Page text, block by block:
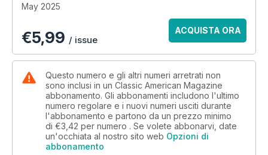
May 2025
€5,99 / issue
ACQUISTA ORA
Questo numero e gli altri numeri arretrati non
sono inclusi in un Classic American Magazine
abbonamento. Gli abbonamenti includono l'ultimo
numero regolare e i nuovi numeri usciti durante
l'abbonamento e partono da un prezzo minimo
di €3,42 per numero . Se volete abbonarvi, date
un'occhiata al nostro sito web Opzioni di
abbonamento